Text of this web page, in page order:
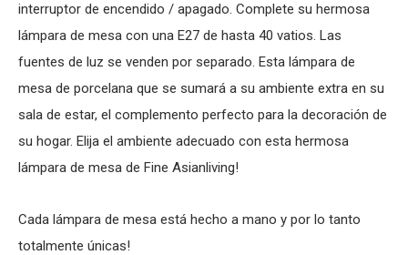
interruptor de encendido / apagado. Complete su hermosa
lámpara de mesa con una E27 de hasta 40 vatios. Las
fuentes de luz se venden por separado. Esta lámpara de
mesa de porcelana que se sumará a su ambiente extra en su
sala de estar, el complemento perfecto para la decoración de
su hogar. Elija el ambiente adecuado con esta hermosa
lámpara de mesa de Fine Asianliving!
Cada lámpara de mesa está hecho a mano y por lo tanto
totalmente únicas!